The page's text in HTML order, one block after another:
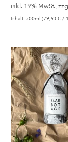
inkl. 19% MwSt.,
Inhalt: 500ml (79,90€ /